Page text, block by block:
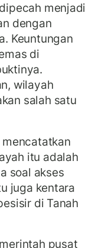
menjadi
dengan
Keuntungan
di
wilayah
salah satu
itu adalah
soal akses
juga kentara
di Tanah
pusat